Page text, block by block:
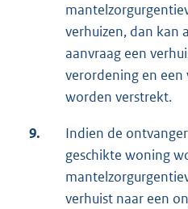
verhuizen, dan kan
aanvraag een
verordening en
worden verstrekt.
9.
Indien de
geschikte woning
verhuist naar een